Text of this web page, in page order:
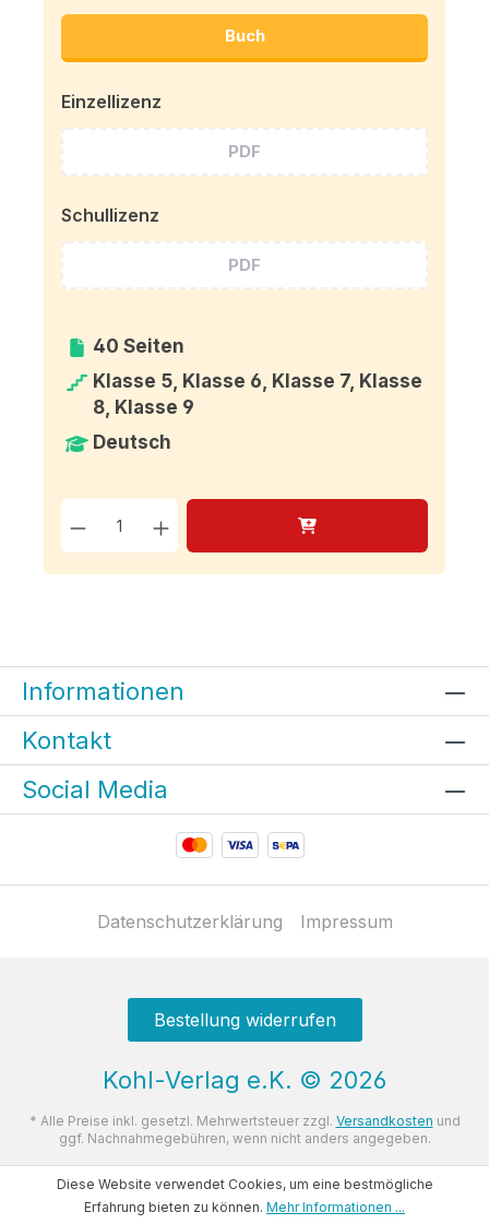
Buch
Einzellizenz
PDF
Schullizenz
PDF
40 Seiten
Klasse 5, Klasse 6, Klasse 7, Klasse
8, Klasse 9
Deutsch
Produkt Anzahl: Gib den
Informationen
Kontakt
Social Media
Datenschutzerklärung Impressum
Bestellung widerrufen
Kohl-Verlag e.K. © 2026
* Alle Preise inkl. gesetzl. Mehrwertsteuer zzgl. Versandkosten und
ggf. Nachnahmegebühren, wenn nicht anders angegeben.
Diese Website verwendet Cookies, um eine bestmögliche
Erfahrung bieten zu können. Mehr Informationen ...